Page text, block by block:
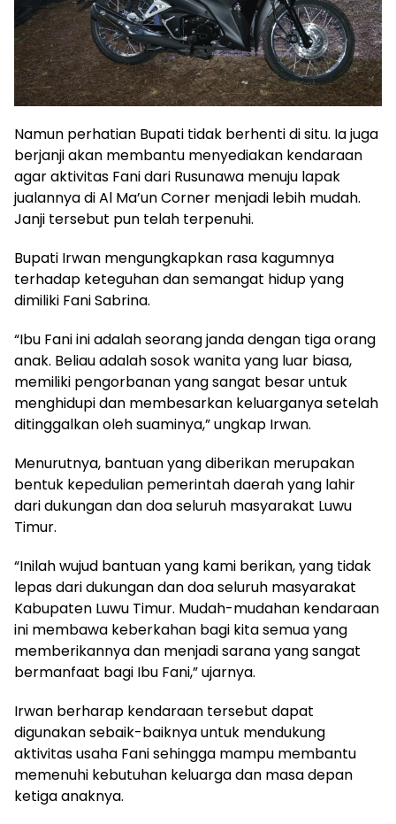
Namun perhatian Bupati tidak berhenti di situ. Ia juga
berjanji akan membantu menyediakan kendaraan
agar aktivitas Fani dari Rusunawa menuju lapak
jualannya di Al Ma’un Corner menjadi lebih mudah.
Janji tersebut pun telah terpenuhi.
Bupati Irwan mengungkapkan rasa kagumnya
terhadap keteguhan dan semangat hidup yang
dimiliki Fani Sabrina.
“Ibu Fani ini adalah seorang janda dengan tiga orang
anak. Beliau adalah sosok wanita yang luar biasa,
memiliki pengorbanan yang sangat besar untuk
menghidupi dan membesarkan keluarganya setelah
ditinggalkan oleh suaminya,” ungkap Irwan.
Menurutnya, bantuan yang diberikan merupakan
bentuk kepedulian pemerintah daerah yang lahir
dari dukungan dan doa seluruh masyarakat Luwu
Timur.
“Inilah wujud bantuan yang kami berikan, yang tidak
lepas dari dukungan dan doa seluruh masyarakat
Kabupaten Luwu Timur. Mudah-mudahan kendaraan
ini membawa keberkahan bagi kita semua yang
memberikannya dan menjadi sarana yang sangat
bermanfaat bagi Ibu Fani,” ujarnya.
Irwan berharap kendaraan tersebut dapat
digunakan sebaik-baiknya untuk mendukung
aktivitas usaha Fani sehingga mampu membantu
memenuhi kebutuhan keluarga dan masa depan
ketiga anaknya.